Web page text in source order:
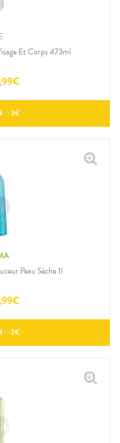
Et Corps 473ml
,99€
: -2€
Peau Sèche 1l
,99€
: -2€